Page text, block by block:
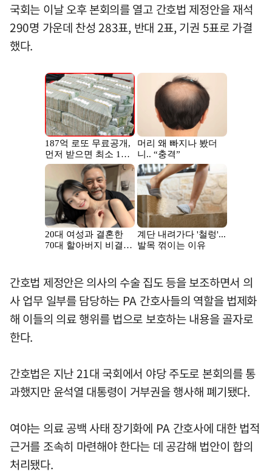
국회는 이날 오후 본회의를 열고 간호법 제정안을 재석
290명 가운데 찬성 283표, 반대 2표, 기권 5표로 가결
했다.
간호법 제정안은 의사의 수술 집도 등을 보조하면서 의
사 업무 일부를 담당하는 PA 간호사들의 역할을 법제화
해 이들의 의료 행위를 법으로 보호하는 내용을 골자로
한다.
간호법은 지난 21대 국회에서 야당 주도로 본회의를 통
과했지만 윤석열 대통령이 거부권을 행사해 폐기됐다.
여야는 의료 공백 사태 장기화에 PA 간호사에 대한 법적
근거를 조속히 마련해야 한다는 데 공감해 법안이 합의
처리됐다.